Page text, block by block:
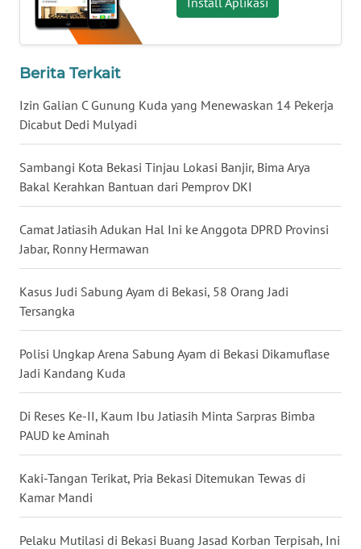
Berita Terkait
Izin Galian C Gunung Kuda yang Menewaskan 14 Pekerja
Dicabut Dedi Mulyadi
Sambangi Kota Bekasi Tinjau Lokasi Banjir, Bima Arya
Bakal Kerahkan Bantuan dari Pemprov DKI
Camat Jatiasih Adukan Hal Ini ke Anggota DPRD Provinsi
Jabar, Ronny Hermawan
Kasus Judi Sabung Ayam di Bekasi, 58 Orang Jadi
Tersangka
Polisi Ungkap Arena Sabung Ayam di Bekasi Dikamuflase
Jadi Kandang Kuda
Di Reses Ke-II, Kaum Ibu Jatiasih Minta Sarpras Bimba
PAUD ke Aminah
Kaki-Tangan Terikat, Pria Bekasi Ditemukan Tewas di
Kamar Mandi
Pelaku Mutilasi di Bekasi Buang Jasad Korban Terpisah, Ini
WN
WN
SUMBAR
WN
SUMSEL
WN
WN
WN
WN
JOGJA
WN
JATIM